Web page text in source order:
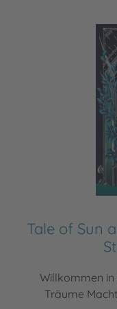
Tale of Sun
Willkommen in
Träume